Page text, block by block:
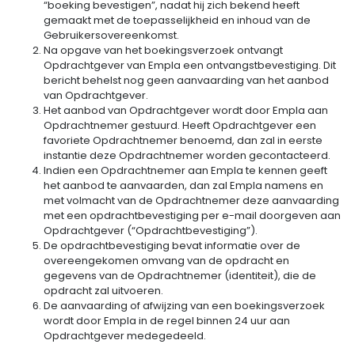
“boeking bevestigen”, nadat hij zich bekend heeft
gemaakt met de toepasselijkheid en inhoud van de
Gebruikersovereenkomst.
Na opgave van het boekingsverzoek ontvangt
Opdrachtgever van Empla een ontvangstbevestiging. Dit
bericht behelst nog geen aanvaarding van het aanbod
van Opdrachtgever.
Het aanbod van Opdrachtgever wordt door Empla aan
Opdrachtnemer gestuurd. Heeft Opdrachtgever een
favoriete Opdrachtnemer benoemd, dan zal in eerste
instantie deze Opdrachtnemer worden gecontacteerd.
Indien een Opdrachtnemer aan Empla te kennen geeft
het aanbod te aanvaarden, dan zal Empla namens en
met volmacht van de Opdrachtnemer deze aanvaarding
met een opdrachtbevestiging per e-mail doorgeven aan
Opdrachtgever (“Opdrachtbevestiging”).
De opdrachtbevestiging bevat informatie over de
overeengekomen omvang van de opdracht en
gegevens van de Opdrachtnemer (identiteit), die de
opdracht zal uitvoeren.
De aanvaarding of afwijzing van een boekingsverzoek
wordt door Empla in de regel binnen 24 uur aan
Opdrachtgever medegedeeld.